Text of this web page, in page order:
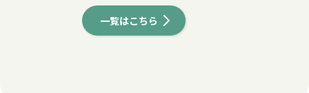
一覧はこちら